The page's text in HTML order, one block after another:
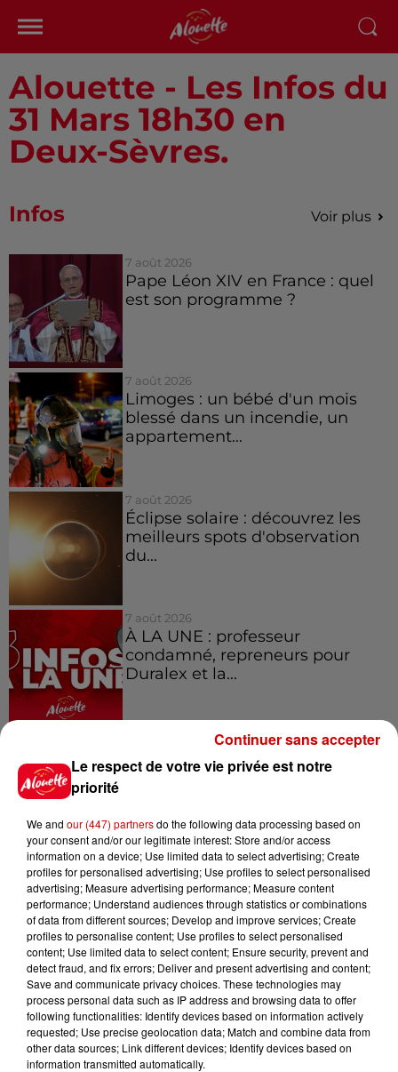
Alouette - Les Infos du
31 Mars 18h30 en
Deux-Sèvres.
Infos Voir plus
7 août 2026
Pape Léon XIV en France : quel
est son programme ?
7 août 2026
Limoges : un bébé d'un mois
blessé dans un incendie, un
appartement...
7 août 2026
Éclipse solaire : découvrez les
meilleurs spots d'observation
du...
7 août 2026
À LA UNE : professeur
condamné, repreneurs pour
Duralex et la...
Jeux Voir plus
Le Duel - Gagnez vos entrées
pour l'un des zoos de nos
régions !
Destination Vacances - Gagnez
votre séjour en famille au cœur
de la...
Destination Vacances : inscrivez-
Le respect de votre vie privée est notre
priorité
We and our (447) partnersdo the following data processing based on
your consent and/or our legitimate interest: Store and/or access
information on a device; Use limited data to select advertising; Create
profiles for personalised advertising; Use profiles to select personalised
advertising; Measure advertising performance; Measure content
performance; Understand audiences through statistics or combinations
of data from different sources; Develop and improve services; Create
profiles to personalise content; Use profiles to select personalised
content; Use limited data to select content; Ensure security, prevent and
detect fraud, and fix errors; Deliver and present advertising and content;
Save and communicate privacy choices. These technologies may
process personal data such as IP address and browsing data to offer
following functionalities: Identify devices based on information actively
requested; Use precise geolocation data; Match and combine data from
other data sources; Link different devices; Identify devices based on
information transmitted automatically.
Continuer sans accepter